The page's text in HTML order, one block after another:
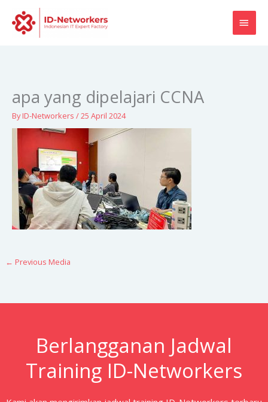
content
apa yang dipelajari CCNA
ByID-Networkers /25 April 2024
← Previous Media
Berlangganan Jadwal
Training ID-Networkers